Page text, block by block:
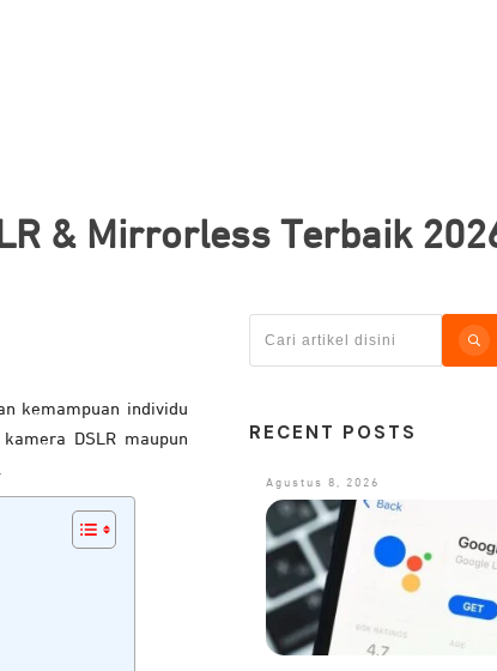
& Mirrorless Terbaik
kemampuan individu
DSLR maupun
RECENT POSTS
Agustus 8, 2026